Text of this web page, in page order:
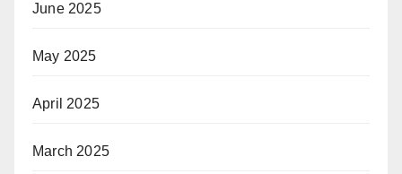
June 2025
May 2025
April 2025
March 2025